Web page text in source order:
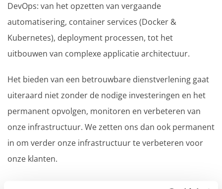
DevOps: van het opzetten van vergaande
automatisering, container services (Docker &
Kubernetes), deployment processen, tot het
uitbouwen van complexe applicatie architectuur.
Het bieden van een betrouwbare dienstverlening gaat
uiteraard niet zonder de nodige investeringen en het
permanent opvolgen, monitoren en verbeteren van
onze infrastructuur. We zetten ons dan ook permanent
in om verder onze infrastructuur te verbeteren voor
onze klanten.